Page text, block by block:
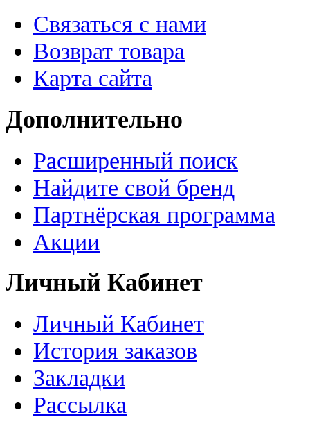
Связаться с нами
Возврат товара
Карта сайта
Дополнительно
Расширенный поиск
Найдите свой бренд
Партнёрская программа
Акции
Личный Кабинет
Личный Кабинет
История заказов
Закладки
Рассылка